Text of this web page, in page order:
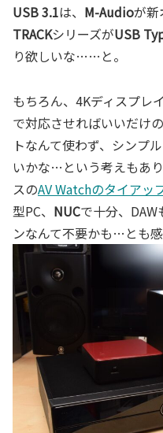
USB 3.1は、 M-Audioが新
TRACKシリーズがUSB
り欲しいな……と。
もちろん、4Kディスプレ
で対応させればいいだけ
トなんて使わず、シンプ
いかな…という考えもあ
スのAV Watchのタイアッ
型PC、 NUCで十分、
ンなんて不要かも…とも感